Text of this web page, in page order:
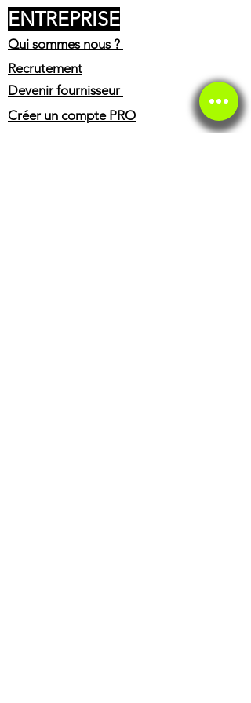
ENTREPRISE
Qui sommes nous ?
Recrutement
Devenir fournisseur
Créer un compte PRO